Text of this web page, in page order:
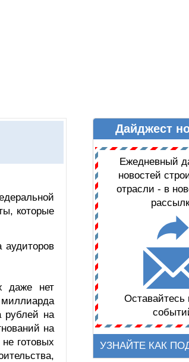
ДАЙДЖЕСТ НОВОСТЕЙ
которые
аудиторов
даже нет
рублей на
на
готовых
Дайджест
Ежедневный
новостей
отрасли - в
Оставайтесь
УЗНАЙТЕ КАК